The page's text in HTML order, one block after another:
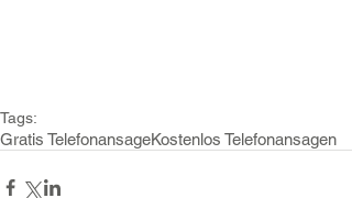
Tags:
Gratis TelefonansageKostenlos Telefonansagen